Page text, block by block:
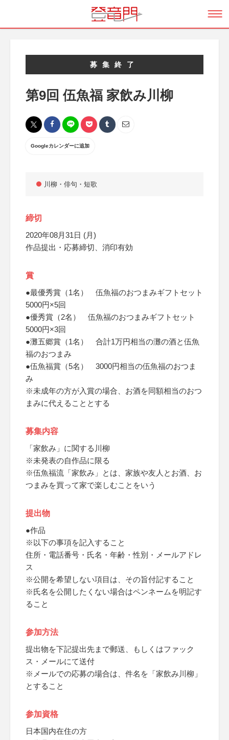
募集終了
第9回 伍魚福 家飲み川柳
Googleカレンダーに追加
川柳・俳句・短歌
締切
2020年08月31日 (月)
作品提出・応募締切、消印有効
賞
●最優秀賞（1名） 伍魚福のおつまみギフトセット
5000円×5回
●優秀賞（2名） 伍魚福のおつまみギフトセット
5000円×3回
●灘五郷賞（1名） 合計1万円相当の灘の酒と伍魚
福のおつまみ
●伍魚福賞（5名） 3000円相当の伍魚福のおつま
み
※未成年の方が入賞の場合、お酒を同額相当のおつ
まみに代えることとする
募集内容
「家飲み」に関する川柳
※未発表の自作品に限る
※伍魚福流「家飲み」とは、家族や友人とお酒、お
つまみを買って家で楽しむことをいう
提出物
●作品
※以下の事項を記入すること
住所・電話番号・氏名・年齢・性別・メールアドレ
ス
※公開を希望しない項目は、その旨付記すること
※氏名を公開したくない場合はペンネームを明記す
ること
参加方法
提出物を下記提出先まで郵送、もしくはファック
ス・メールにて送付
※メールでの応募の場合は、件名を「家飲み川柳」
とすること
参加資格
日本国内在住の方